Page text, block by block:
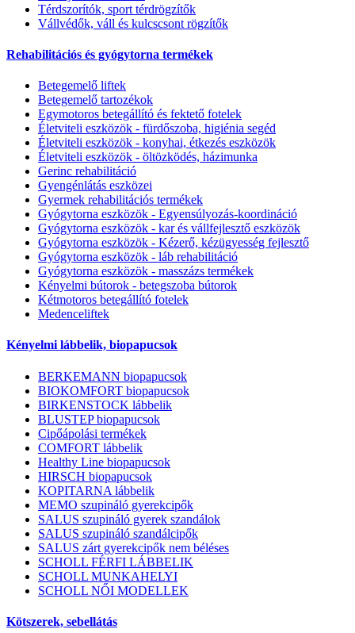
Térdszorítók, sport térdrögzítők
Vállvédők, váll és kulcscsont rögzítők
Rehabilitációs és gyógytorna termékek
Betegemelő liftek
Betegemelő tartozékok
Egymotoros betegállító és fektető fotelek
Életviteli eszközök - fürdőszoba, higiénia segéd
Életviteli eszközök - konyhai, étkezés eszközök
Életviteli eszközök - öltözködés, házimunka
Gerinc rehabilitáció
Gyengénlátás eszközei
Gyermek rehabilitációs termékek
Gyógytorna eszközök - Egyensúlyozás-koordináció
Gyógytorna eszközök - kar és vállfejlesztő eszközök
Gyógytorna eszközök - Kézerő, kézügyesség fejlesztő
Gyógytorna eszközök - láb rehabilitáció
Gyógytorna eszközök - masszázs termékek
Kényelmi bútorok - betegszoba bútorok
Kétmotoros betegállító fotelek
Medenceliftek
Kényelmi lábbelik, biopapucsok
BERKEMANN biopapucsok
BIOKOMFORT biopapucsok
BIRKENSTOCK lábbelik
BLUSTEP biopapucsok
Cipőápolási termékek
COMFORT lábbelik
Healthy Line biopapucsok
HIRSCH biopapucsok
KOPITARNA lábbelik
MEMO szupináló gyerekcipők
SALUS szupináló gyerek szandálok
SALUS szupináló szandálcipők
SALUS zárt gyerekcipők nem béléses
SCHOLL FÉRFI LÁBBELIK
SCHOLL MUNKAHELYI
SCHOLL NŐI MODELLEK
Kötszerek, sebellátás